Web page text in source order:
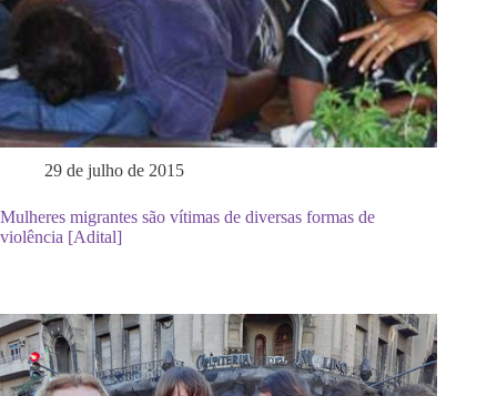
29 de julho de 2015
Mulheres migrantes são vítimas de diversas formas de
violência [Adital]